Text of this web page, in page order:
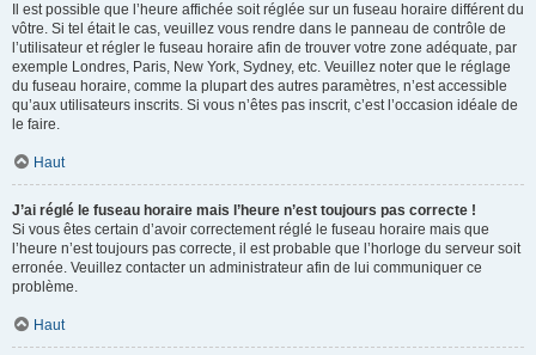
Il est possible que l’heure affichée soit réglée sur un fuseau horaire différent du
vôtre. Si tel était le cas, veuillez vous rendre dans le panneau de contrôle de
l’utilisateur et régler le fuseau horaire afin de trouver votre zone adéquate, par
exemple Londres, Paris, New York, Sydney, etc. Veuillez noter que le réglage
du fuseau horaire, comme la plupart des autres paramètres, n’est accessible
qu’aux utilisateurs inscrits. Si vous n’êtes pas inscrit, c’est l’occasion idéale de
le faire.
Haut
J’ai réglé le fuseau horaire mais l’heure n’est toujours pas correcte !
Si vous êtes certain d’avoir correctement réglé le fuseau horaire mais que
l’heure n’est toujours pas correcte, il est probable que l’horloge du serveur soit
erronée. Veuillez contacter un administrateur afin de lui communiquer ce
problème.
Haut